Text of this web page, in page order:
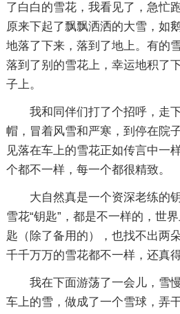
了白白的雪花，我看见了，急忙
原来下起了飘飘洒洒的大雪，如
地落了下来，落到了地上。有的
落到了别的雪花上，幸运地积了
子上。
我和同伴们打了个招呼，走
帽，冒着风雪和严寒，到停在院
见落在车上的雪花正如传言中一
个都不一样，每一个都很精致。
大自然真是一个资深老练的
雪花“钥匙”，都是不一样的，世
匙（除了备用的），也找不出两
千千万万的雪花都不一样，还真
我在下面游荡了一会儿，雪
车上的雪，做成了一个雪球，弄